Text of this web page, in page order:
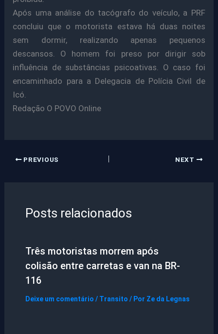
Após uma análise do tacógrafo do veículo, a PRF
concluiu que o motorista estava há duas noites
sem dormir, realizando apenas pequenos
descansos. O homem foi preso por dirigir sob
influência de substâncias psicoativas. O caso foi
encaminhado para a Delegacia de Polícia Civil de
Icó.
Redação O POVO Online
PREVIOUS NEXT
Posts relacionados
Três motoristas morrem após
colisão entre carretas e van na BR-
116
Deixe um comentário / Transito / Por Ze da Legnas